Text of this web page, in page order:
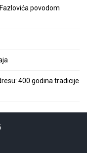
povodom
400 godina tradicije